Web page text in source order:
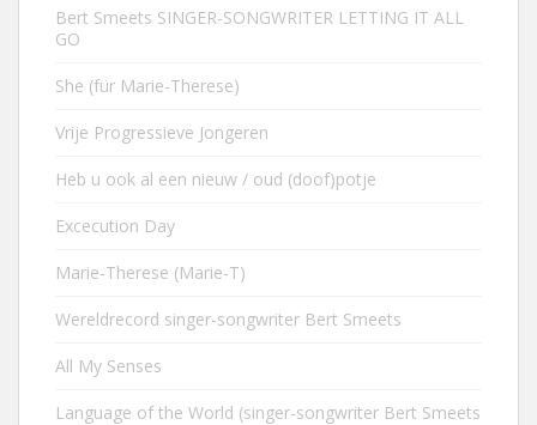
Bert Smeets SINGER-SONGWRITER LETTING IT ALL
GO
She (für Marie-Therese)
Vrije Progressieve Jongeren
Heb u ook al een nieuw / oud (doof)potje
Excecution Day
Marie-Therese (Marie-T)
Wereldrecord singer-songwriter Bert Smeets
All My Senses
Language of the World (singer-songwriter Bert Smeets